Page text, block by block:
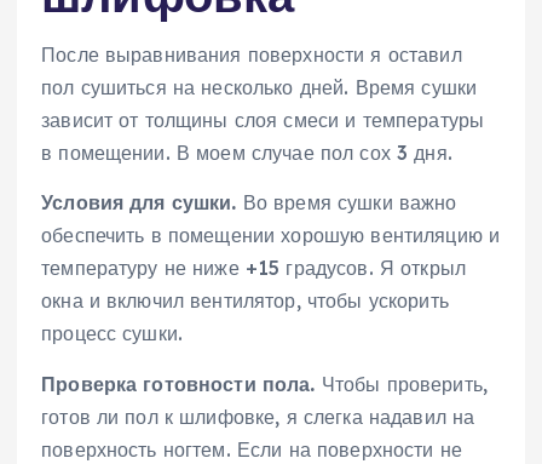
После выравнивания поверхности я оставил
пол сушиться на несколько дней. Время сушки
зависит от толщины слоя смеси и температуры
в помещении. В моем случае пол сох 3 дня.
Условия для сушки. Во время сушки важно
обеспечить в помещении хорошую вентиляцию и
температуру не ниже +15 градусов. Я открыл
окна и включил вентилятор, чтобы ускорить
процесс сушки.
Проверка готовности пола. Чтобы проверить,
готов ли пол к шлифовке, я слегка надавил на
поверхность ногтем. Если на поверхности не